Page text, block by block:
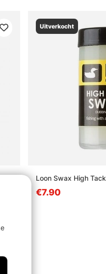
Uitverkocht
Loon Swax High Tack
€7.90